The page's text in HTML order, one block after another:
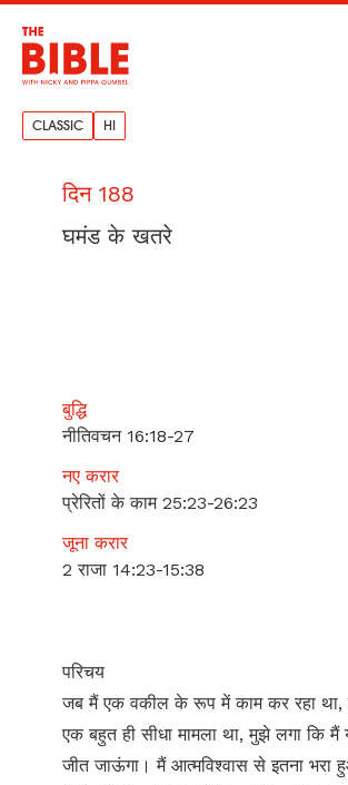
CLASSIC HI
दिन 188
घमंड के खतरे
बुद्धि
नीतिवचन 16:18-27
नए करार
प्रेरितों के काम 25:23-26:23
जूना करार
2 राजा 14:23-15:38
परिचय
जब मैं एक वकील के रूप में काम कर रहा था,
एक बहुत ही सीधा मामला था, मुझे लगा कि मैं
जीत जाऊंगा। मैं आत्मविश्वास से इतना भरा